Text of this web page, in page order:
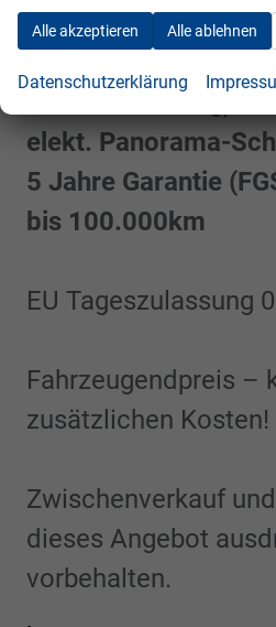
Winter Paket
Lenkrad Heizung)
elekt. Panorama-
5 Jahre Garantie
bis 100.000km
EU Tageszulassung
Fahrzeugendpreis –
zusätzlichen Kosten!
Zwischenverkauf
dieses Angebot
vorbehalten.
Alle akzeptieren Alle ablehnen
Datenschutzerklärung